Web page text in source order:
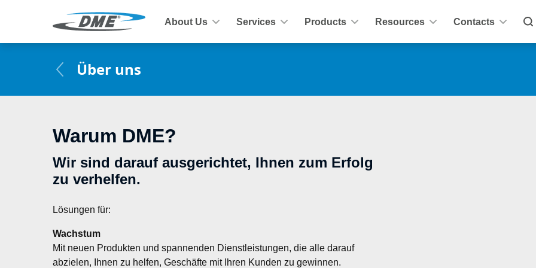
About Us Services Products Resources Contacts
Über uns
Warum DME?
Wir sind darauf ausgerichtet, Ihnen zum Erfolg
zu verhelfen.
Lösungen für:
Wachstum
Mit neuen Produkten und spannenden Dienstleistungen, die alle darauf
abzielen, Ihnen zu helfen, Geschäfte mit Ihren Kunden zu gewinnen.